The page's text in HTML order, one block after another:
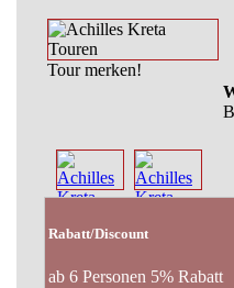
Tour merken!
Rabatt/Discount
ab 6 Personen 5% Rabatt